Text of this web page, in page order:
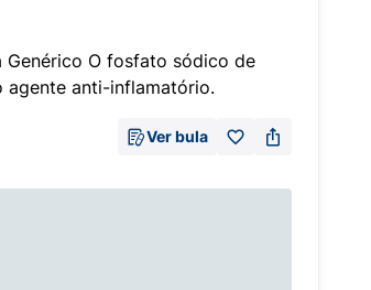
O fosfato sódico de
agente anti-inflamatório.
Ver bula